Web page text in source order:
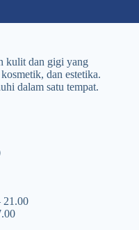
kulit dan gigi yang
dan estetika.
dalam satu tempat.
21.00